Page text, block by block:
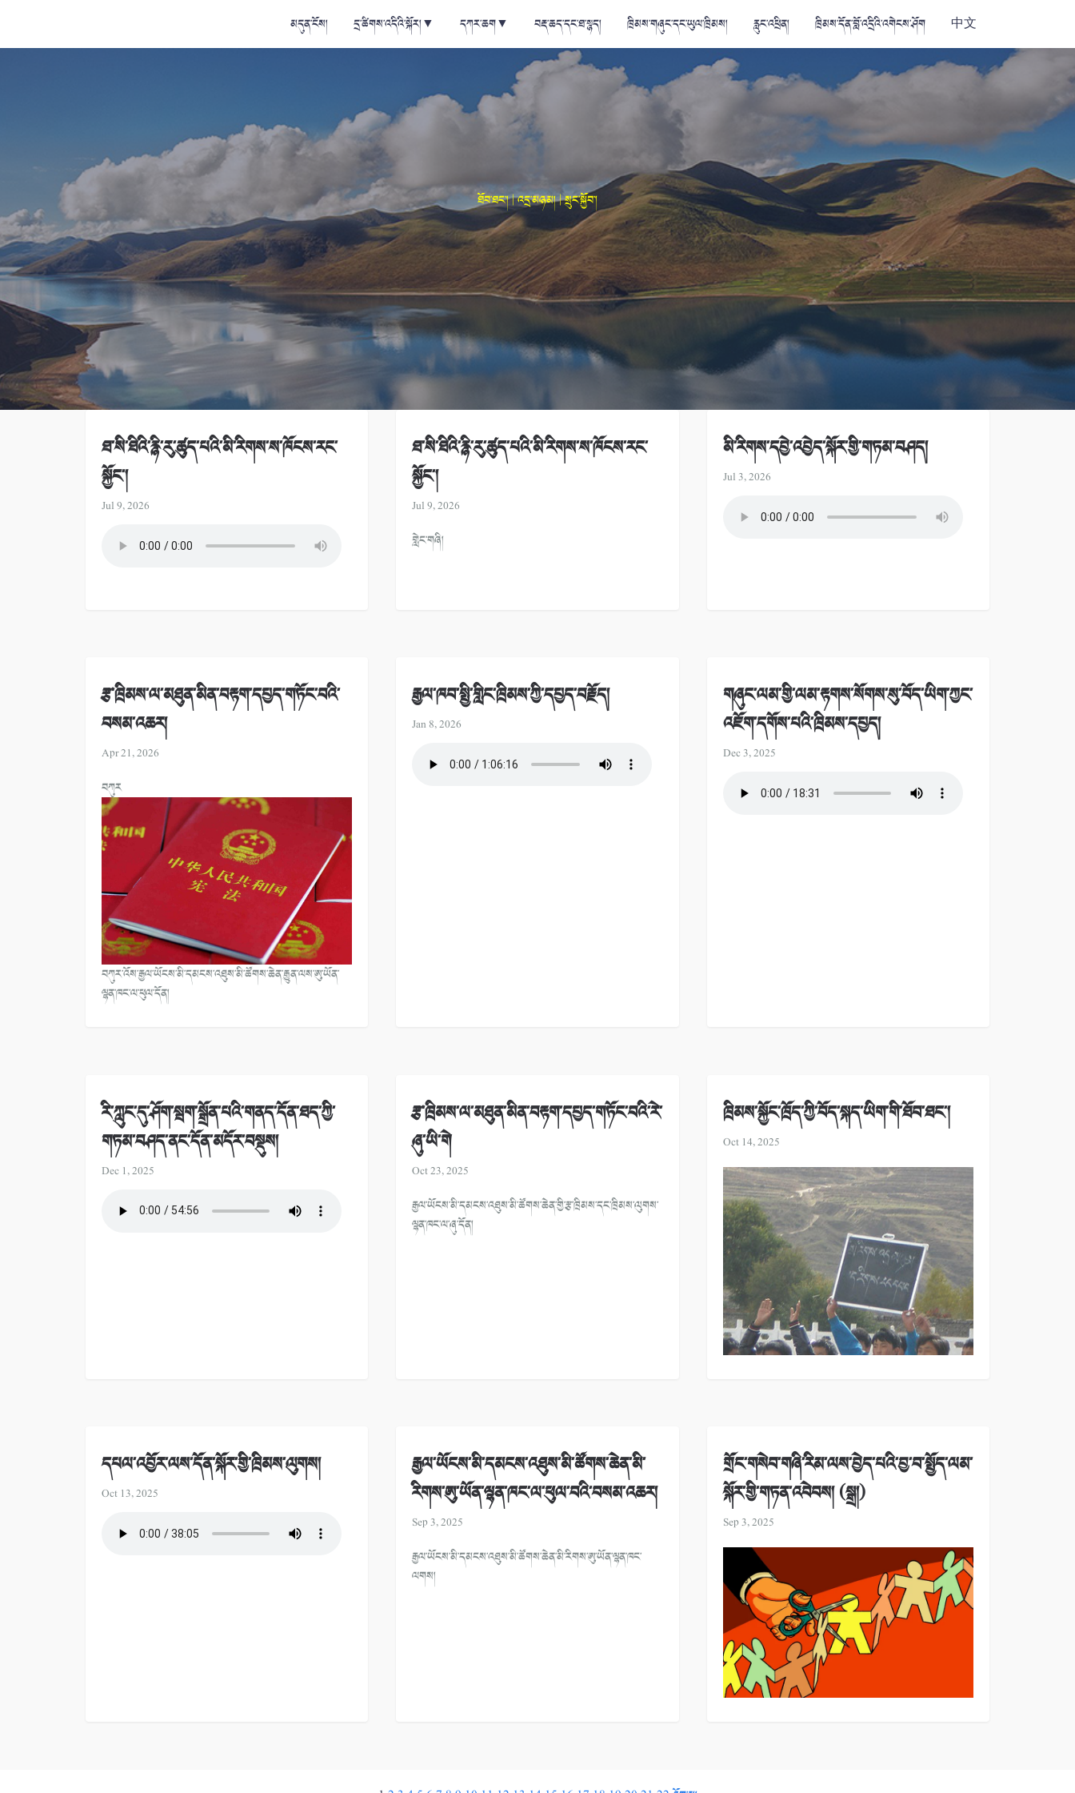
མདུན་ངོས། དྲ་ཚིགས་འདིའི་སྐོར།▼ དཀར་ཆག▼ བརྡ་ཆད་དང་ཐ་སྙད། ཁྲིམས་གཞུང་དང་ཡུལ་ཁྲིམས། རླུང་འཕྲིན། ཁྲིམས་དོན་བློ་འདྲིའི་འགེངས་ཤོག 中文
ཐོབ་ཐང་། | འདྲ་མཉམ། | སྲུང་སྐྱོབ་།
ཐ་སི་ཐིའི་རྙི་རུ་ཚུད་པའི་མི་རིགས་ས་ཁོངས་རང་
སྐྱོང་།
Jul 9, 2026
ཐ་སི་ཐིའི་རྙི་རུ་ཚུད་པའི་མི་རིགས་ས་ཁོངས་རང་
སྐྱོང་།
Jul 9, 2026
གླེང་གཞི།
མི་རིགས་དབྱེ་འབྱེད་སྐོར་གྱི་གཏམ་བཤད།
Jul 3, 2026
རྩ་ཁྲིམས་ལ་མཐུན་མིན་བརྟག་དཔྱད་གཏོང་བའི་
བསམ་འཆར།
Apr 21, 2026
བཀུར
བཀུར་འོས་རྒྱལ་ཡོངས་མི་དམངས་འཐུས་མི་ཚོགས་ཆེན་རྒྱུན་ལས་ཨུ་ཡོན་
ལྷན་ཁང་ལ་ཕུལ་དོན།
རྒྱལ་ཁབ་སྤྱི་གླིང་ཁྲིམས་ཀྱི་དཔྱད་བརྗོད།
Jan 8, 2026
གཞུང་ལམ་གྱི་ལམ་རྟགས་སོགས་སུ་བོད་ཡིག་ཀྱང་
འཇོག་དགོས་པའི་ཁྲིམས་དཔྱད།
Dec 3, 2025
རི་ཀླུང་དུ་ཤོག་སྦག་སྒྲོན་པའི་གནད་དོན་ཐད་ཀྱི་
གཏམ་བཤད་ནང་དོན་མདོར་བསྡུས།
Dec 1, 2025
རྩ་ཁྲིམས་ལ་མཐུན་མིན་བརྟག་དཔྱད་གཏོང་བའི་རེ་
ཞུ་ཡི་གེ
Oct 23, 2025
རྒྱལ་ཡོངས་མི་དམངས་འཐུས་མི་ཚོགས་ཆེན་གྱི་རྩ་ཁྲིམས་དང་ཁྲིམས་ལུགས་
ལྷན་ཁང་ལ་ཞུ་དོན།
ཁྲིམས་སྐྱོང་ཁྲོད་ཀྱི་བོད་སྐད་ཡིག་གི་ཐོབ་ཐང་།
Oct 14, 2025
དཔལ་འབྱོར་ལས་དོན་སྐོར་གྱི་ཁྲིམས་ལུགས།
Oct 13, 2025
རྒྱལ་ཡོངས་མི་དམངས་འཐུས་མི་ཚོགས་ཆེན་མི་
རིགས་ཨུ་ཡོན་ལྷན་ཁང་ལ་ཕུལ་བའི་བསམ་འཆར།
Sep 3, 2025
རྒྱལ་ཡོངས་མི་དམངས་འཐུས་མི་ཚོགས་ཆེན་མི་རིགས་ཨུ་ཡོན་ལྷན་ཁང་
ལགས།
གྲོང་གསེབ་གཞི་རིམ་ལས་བྱེད་པའི་བྱ་བ་སྤྱོད་ལམ་
སྐོར་གྱི་གཏན་འབེབས། (སྒྲ།)
Sep 3, 2025